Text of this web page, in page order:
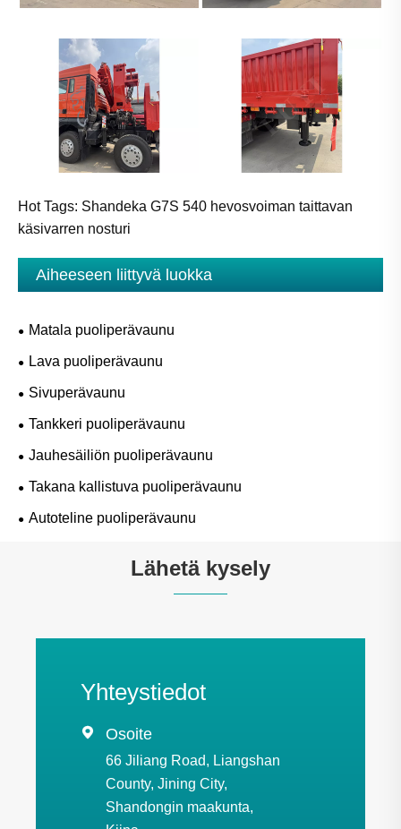
Hot Tags: Shandeka G7S 540 hevosvoiman taittavan
käsivarren nosturi
Aiheeseen liittyvä luokka
Matala puoliperävaunu
Lava puoliperävaunu
Sivuperävaunu
Tankkeri puoliperävaunu
Jauhesäiliön puoliperävaunu
Takana kallistuva puoliperävaunu
Autoteline puoliperävaunu
Lähetä kysely
Yhteystiedot
 Osoite
66 Jiliang Road, Liangshan
County, Jining City,
Shandongin maakunta,